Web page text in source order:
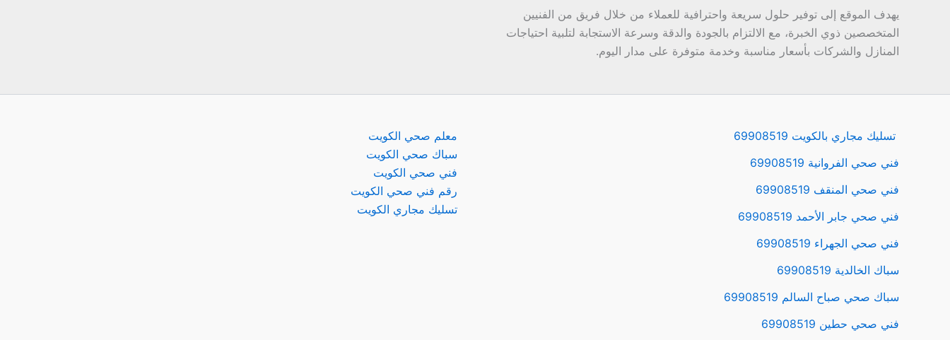
يهدف الموقع إلى توفير حلول سريعة واحترافية للعملاء من خلال فريق من الفنيين
المتخصصين ذوي الخبرة، مع الالتزام بالجودة والدقة وسرعة الاستجابة لتلبية احتياجات
المنازل والشركات بأسعار مناسبة وخدمة متوفرة على مدار اليوم.
تسليك مجاري بالكويت 69908519
فني صحي الفروانية 69908519
فني صحي المنقف 69908519
فني صحي جابر الأحمد 69908519
فني صحي الجهراء 69908519
سباك الخالدية 69908519
سباك صحي صباح السالم 69908519
فني صحي حطين 69908519
معلم صحي الكويت
سباك صحي الكويت
فني صحي الكويت
رقم فني صحي الكويت
تسليك مجاري الكويت